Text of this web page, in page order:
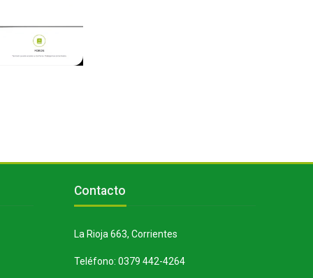
Bloques
Contacto
La Rioja 663, Corrientes
Teléfono: 0379 442-4264